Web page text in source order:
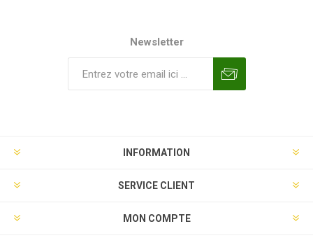
Newsletter
INFORMATION
SERVICE CLIENT
MON COMPTE